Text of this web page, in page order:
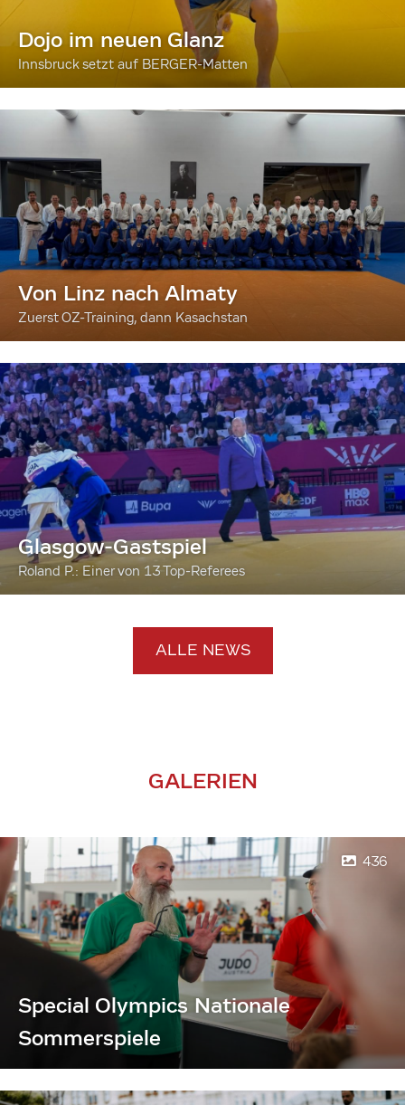
Dojo im neuen Glanz
Innsbruck setzt auf BERGER-Matten
Von Linz nach Almaty
Zuerst OZ-Training, dann Kasachstan
Glasgow-Gastspiel
Roland P.: Einer von 13 Top-Referees
ALLE NEWS
GALERIEN
436
Special Olympics Nationale
Sommerspiele